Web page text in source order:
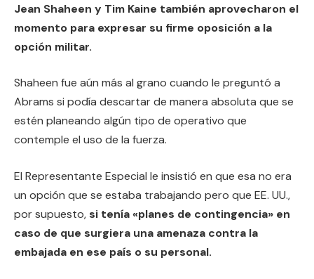
Jean Shaheen y Tim Kaine también aprovecharon el
momento para expresar su firme oposición a la
opción militar.
Shaheen fue aún más al grano cuando le preguntó a
Abrams si podía descartar de manera absoluta que se
estén planeando algún tipo de operativo que
contemple el uso de la fuerza.
El Representante Especial le insistió en que esa no era
un opción que se estaba trabajando pero que EE. UU.,
por supuesto, si tenía «planes de contingencia» en
caso de que surgiera una amenaza contra la
embajada en ese país o su personal.